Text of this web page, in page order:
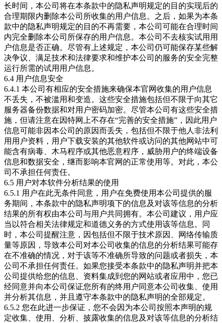
长时间，本公司将在本条款中的隐私声明规定的目的实现后的
合理期限内删除本公司所收集的用户信息。之后，如果为本条
款中的隐私声明规定的目的不再需要，本公司可能在合理时间
内完全删除本公司所保存的用户信息。本公司不去核实试用用
户信息是否正确。尽管有上述规定，本公司仍可能保存某些解
决争议、满足技术和法律要求和维护本公司的服务的安全完整
运行所需的试用用户信息。
6.4 用户信息安全
6.4.1 本公司有相应的安全措施来确保本官网收集的用户信息
不丢失，不被滥用和变造。这些安全措施包括但不限于向其它
服务器备份数据和对用户密码加密。尽管本公司有这些安全措
施，但请注意在因特网上不存在“完善的安全措施”，因此用户
信息可能非因本公司的原因而丢失，包括但不限于他人非法利
用用户资料，用户下载安装的其他软件或访问的其他网站中可
能含有病毒、木马程序或其他恶意程序，威胁用户的终端设备
信息和数据安全，继而影响本官网的正常使用等。对此，本公
司不承担任何责任。
6.5 用户对本软件分析结果的使用
6.5.1 用户在此无条件同意，用户在免费使用本公司提供的服
务期间，本条款中的隐私声明项下的信息及对该等信息的分析
结果的所有权由本公司与用户共同拥有。本公司建议，用户应
当以符合相关法律规定和道德义务的方式使用该等信息。同
时，本公司提醒注意，因包括但不限于技术原因、网络传输质
量等原因，导致本公司对本公司收集的信息的分析结果可能存
在不准确的情况，对于该等不准确所导致的问题或者损失，本
公司不承担任何责任。如果您接受本条款中的隐私声明并把本
公司提供给您的信息、资料集成到您的网站或者应用中，您已
经同意并向本公司保证您所有的终用户同意本公司收集、使用
并分析其信息，并且遵守本条款中的隐私声明的全部规定。
6.5.2 您在此进一步保证，您不会因为本公司按照本声明的规
定收集、使用、分析、披露收集的信息及对该等信息的分析结